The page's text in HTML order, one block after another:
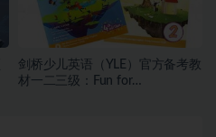
剑桥少儿英语（YLE）官方备考教
材一二三级：Fun for